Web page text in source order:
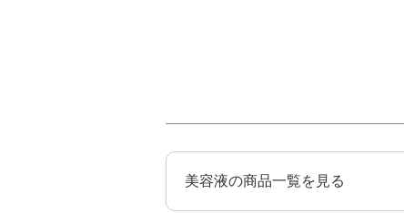
美容液の商品一覧を見る